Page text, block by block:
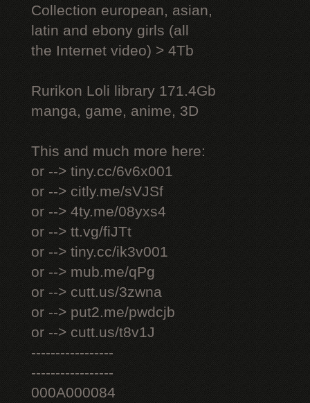
Collection european, asian,
latin and ebony girls (all
the Internet video) > 4Tb
Rurikon Lоli library 171.4Gb
manga, game, anime, 3D
This and much more here:
or --> tiny.cc/6v6x001
or --> citly.me/sVJSf
or --> 4ty.me/08yxs4
or --> tt.vg/fiJTt
or --> tiny.cc/ik3v001
or --> mub.me/qPg
or --> cutt.us/3zwna
or --> put2.me/pwdcjb
or --> cutt.us/t8v1J
-----------------
-----------------
000A000084